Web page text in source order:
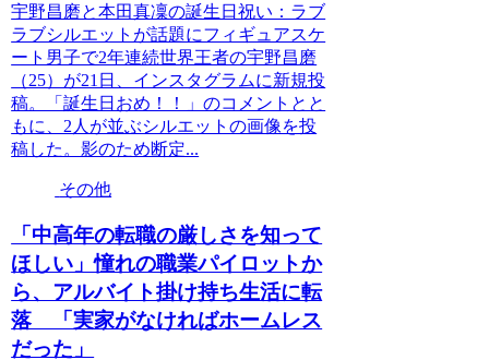
宇野昌磨と本田真凜の誕生日祝い：ラブ
ラブシルエットが話題にフィギュアスケ
ート男子で2年連続世界王者の宇野昌磨
（25）が21日、インスタグラムに新規投
稿。「誕生日おめ！！」のコメントとと
もに、2人が並ぶシルエットの画像を投
稿した。影のため断定...
その他
「中高年の転職の厳しさを知って
ほしい」憧れの職業パイロットか
ら、アルバイト掛け持ち生活に転
落 「実家がなければホームレス
だった」